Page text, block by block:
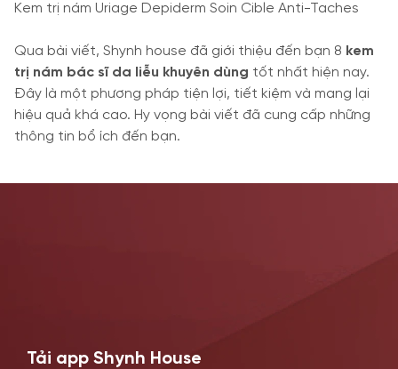
Kem trị nám Uriage Depiderm Soin Cible Anti-Taches
Qua bài viết, Shynh house đã giới thiệu đến bạn 8 kem
trị nám bác sĩ da liễu khuyên dùng tốt nhất hiện nay.
Đây là một phương pháp tiện lợi, tiết kiệm và mang lại
hiệu quả khá cao. Hy vọng bài viết đã cung cấp những
thông tin bổ ích đến bạn.
Tải app Shynh House